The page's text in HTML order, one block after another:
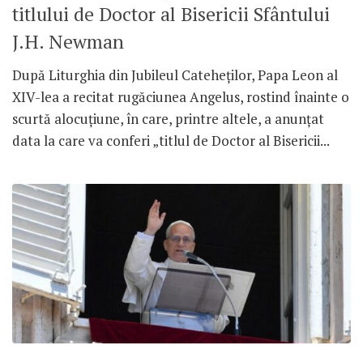
titlului de Doctor al Bisericii Sfântului
J.H. Newman
După Liturghia din Jubileul Cateheților, Papa Leon al
XIV-lea a recitat rugăciunea Angelus, rostind înainte o
scurtă alocuțiune, în care, printre altele, a anunțat
data la care va conferi „titlul de Doctor al Bisericii...